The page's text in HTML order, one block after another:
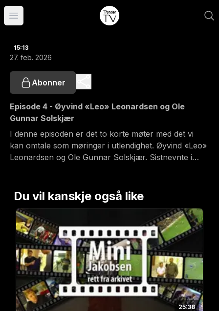
Åpne hovedmeny
15:13
27. feb. 2026
Abonner
Episode 4 - Øyvind «Leo» Leonardsen og Ole
Gunnar Solskjær
I denne episoden er det to korte møter med det vi
kan omtale som møringer i utlendighet. Øyvind «Leo»
Leonardsen og Ole Gunnar Solskjær. Sistnevnte i
Du vil kanskje også like
25:38